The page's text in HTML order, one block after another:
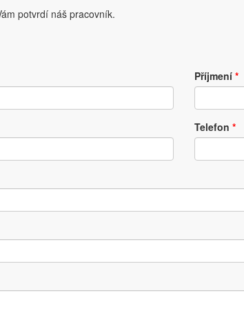
potvrdí náš pracovník.
Příjmení *
Telefon *